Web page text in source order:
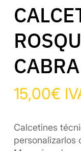
CABRA
15,00€
Calcetines
personalizarlos